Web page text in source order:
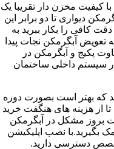
مخزن دار تقریبا یک
دیواری تا دو برابر این
کافی را بکار ببرید به
تعویض آبگرمکن نجات پیدا
پکیج و آبگرمکن در
سیستم داخلی ساختمان
که بهتر است بصورت دوره
از هزینه های هنگفت خرید
بروز مشکل در آبگرمکن
بگیرید.با نصب اپلیکیشن
دسترسی دارید.